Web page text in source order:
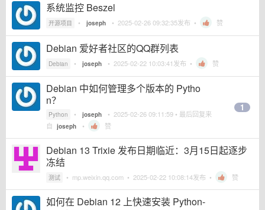
系统监控 Beszel
开源项目 • joseph • 2025-02-26 09:32:35发布 • 赞
Debian 爱好者社区的QQ群列表
Debian • joseph • 2025-02-22 10:03:41发布 • 赞
Debian 中如何管理多个版本的 Pytho
n？
Python • joseph • 2025-02-26 09:11:59 • 最后回复来
自 joseph • 赞
1
Debian 13 Trixie 发布日期临近：3月15日起逐步
冻结
测试 • mp.weixin.qq.com • 2025-02-22 10:08:14发布 • 赞
如何在 Debian 12 上快速安装 Python-